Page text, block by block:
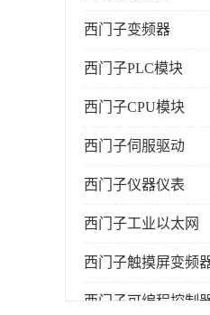
西门子变频器
西门子PLC模块
西门子CPU模块
西门子伺服驱动
西门子仪器仪表
西门子工业以太网
西门子触摸屏变频
西门子可编程控制